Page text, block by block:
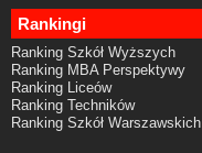
Rankingi
Ranking Szkół Wyższych
Ranking MBA Perspektywy
Ranking Liceów
Ranking Techników
Ranking Szkół Warszawskich